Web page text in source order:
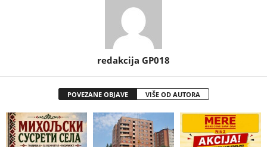
redakcija GP018
POVEZANE OBJAVE VIŠE OD AUTORA